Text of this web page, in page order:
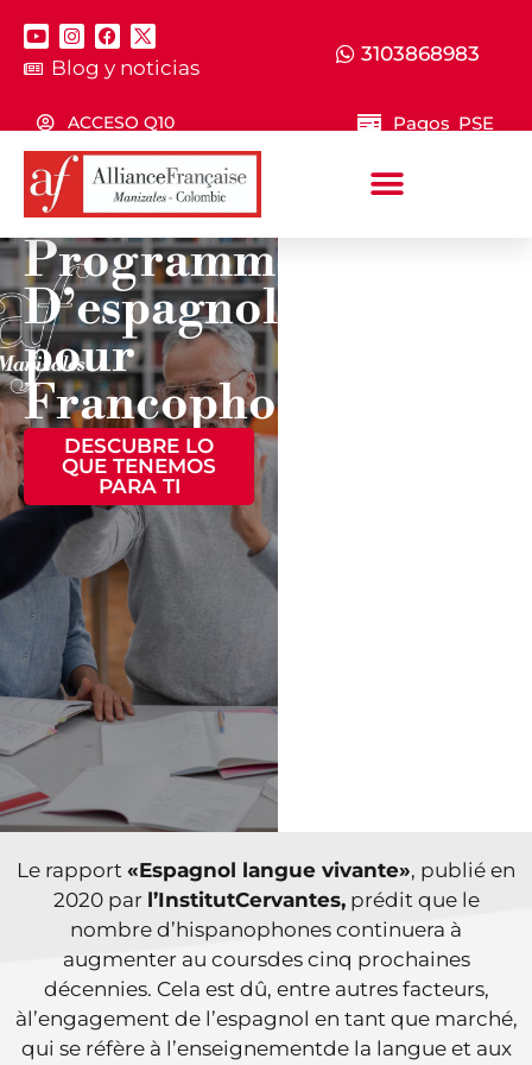
Blog y noticias
3103868983
ACCESO Q10 Pagos PSE
Programme
D’espagnol
pour
Francophones
DESCUBRE LO
QUE TENEMOS
PARA TI
Le rapport «Espagnol langue vivante», publié en
2020 par l’InstitutCervantes,prédit que le
nombre d’hispanophones continuera à
augmenter au coursdes cinq prochaines
décennies. Cela est dû, entre autres facteurs,
àl’engagement de l’espagnol en tant que marché,
qui se réfère à l’enseignementde la langue et aux